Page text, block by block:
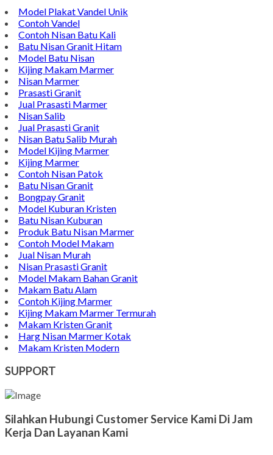
Jika Anda Merasa Kesulitan Untuk Menghubungi
Customer Service Kami, Anda Bisa Langsung
Menghubungi Pusat Layanan Dan Keluhan Customer Di
Contact Di Bawah Ini
Alamat : Campurdarat, Tulungagung 66272
Phone : 0812-5212-8100
Email : pengrajinmarme88@gmail.com
Whatsapp : 0856-4676-0871
Model Plakat Vandel Unik
Contoh Vandel
Contoh Nisan Batu Kali
Batu Nisan Granit Hitam
Model Batu Nisan
Kijing Makam Marmer
Nisan Marmer
Prasasti Granit
Jual Prasasti Marmer
Nisan Salib
Jual Prasasti Granit
Nisan Batu Salib Murah
Model Kijing Marmer
Kijing Marmer
Contoh Nisan Patok
Batu Nisan Granit
Bongpay Granit
Model Kuburan Kristen
Batu Nisan Kuburan
Produk Batu Nisan Marmer
Jual Nisan Murah
Nisan Prasasti Granit
Model Makam Bahan Granit
Makam Batu Alam